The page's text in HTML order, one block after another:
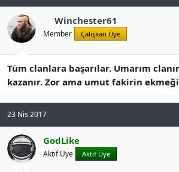
Winchester61
Member Çalışkan Üye
Tüm clanlara başarılar. Umarım
kazanır. Zor ama umut fakirin ekmeği
23 Nis 2017
GodLike
Aktif Üye Aktif Üye